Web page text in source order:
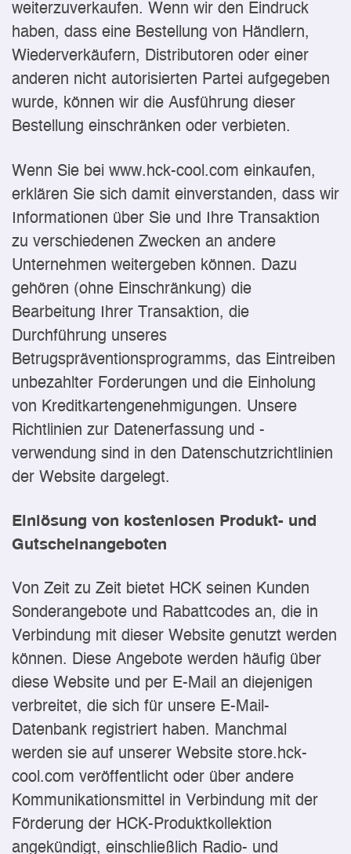
weiterzuverkaufen. Wenn wir den Eindruck
haben, dass eine Bestellung von Händlern,
Wiederverkäufern, Distributoren oder einer
anderen nicht autorisierten Partei aufgegeben
wurde, können wir die Ausführung dieser
Bestellung einschränken oder verbieten.
Wenn Sie bei www.hck-cool.com einkaufen,
erklären Sie sich damit einverstanden, dass wir
Informationen über Sie und Ihre Transaktion
zu verschiedenen Zwecken an andere
Unternehmen weitergeben können. Dazu
gehören (ohne Einschränkung) die
Bearbeitung Ihrer Transaktion, die
Durchführung unseres
Betrugspräventionsprogramms, das Eintreiben
unbezahlter Forderungen und die Einholung
von Kreditkartengenehmigungen. Unsere
Richtlinien zur Datenerfassung und -
verwendung sind in den Datenschutzrichtlinien
der Website dargelegt.
Einlösung von kostenlosen Produkt- und
Gutscheinangeboten
Von Zeit zu Zeit bietet HCK seinen Kunden
Sonderangebote und Rabattcodes an, die in
Verbindung mit dieser Website genutzt werden
können. Diese Angebote werden häufig über
diese Website und per E-Mail an diejenigen
verbreitet, die sich für unsere E-Mail-
Datenbank registriert haben. Manchmal
werden sie auf unserer Website store.hck-
cool.com veröffentlicht oder über andere
Kommunikationsmittel in Verbindung mit der
Förderung der HCK-Produktkollektion
angekündigt, einschließlich Radio- und